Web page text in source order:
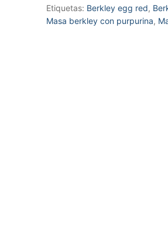
Etiquetas: Berkley egg red,
Masa berkley con purpurina,